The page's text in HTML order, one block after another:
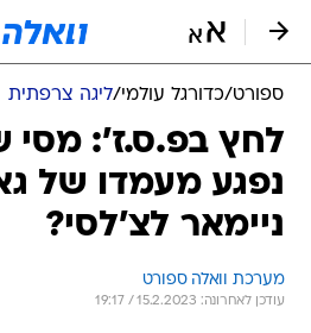
ספורט/כדורגל עולמי/ליגה צרפתית
לחץ בפ.ס.ז': מסי
נפגע מעמדו של
ניימאר לצ'לסי?
מערכת וואלה ספורט
עודכן לאחרונה: 15.2.2023 / 19:17